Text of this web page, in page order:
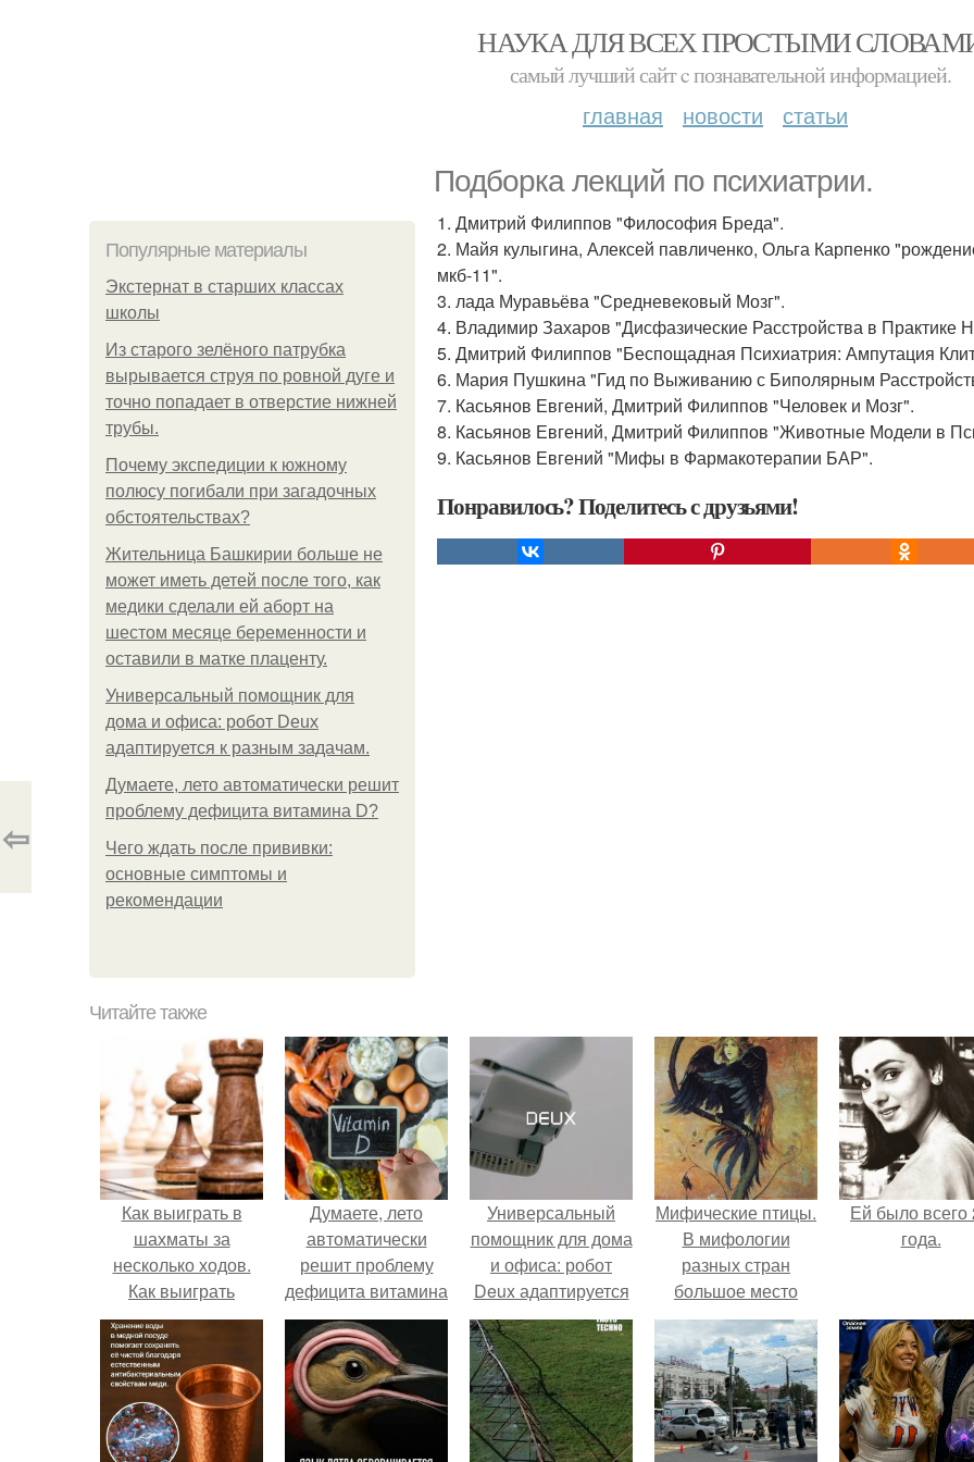
НАУКА ДЛЯ ВСЕХ ПРОСТЫМИ
самый лучший сайт c познавательной информацией.
главная новости статьи
Подборка лекций по психиатрии.
Популярные материалы
Экстернат в старших классах
школы
Из старого зелёного патрубка
вырывается струя по ровной дуге и
точно попадает в отверстие нижней
трубы.
Почему экспедиции к южному
полюсу погибали при загадочных
обстоятельствах?
Жительница Башкирии больше не
может иметь детей после того, как
медики сделали ей аборт на
шестом месяце беременности и
оставили в матке плаценту.
Универсальный помощник для
дома и офиса: робот Deux
адаптируется к разным задачам.
Думаете, лето автоматически решит
проблему дефицита витамина D?
Чего ждать после прививки:
основные симптомы и
рекомендации
1. Дмитрий Филиппов "Философия Бреда".
2. Майя кулыгина, Алексей павличенко, Ольга Карпенко
мкб-11".
3. лада Муравьёва "Средневековый Мозг".
4. Владимир Захаров "Дисфазические Расстройства в Практике
5. Дмитрий Филиппов "Беспощадная Психиатрия: Ампутация
6. Мария Пушкина "Гид по Выживанию с Биполярным
7. Касьянов Евгений, Дмитрий Филиппов "Человек и Мозг".
8. Касьянов Евгений, Дмитрий Филиппов "Животные Модели в
9. Касьянов Евгений "Мифы в Фармакотерапии БАР".
Понравилось? Поделитесь с друзьями!
⇦
Читайте также
Как выиграть в
шахматы за
несколько ходов.
Как выиграть
шахматную партию
за несколько ходов,
если вы не умеете
играть.
Думаете, лето
автоматически
решит проблему
дефицита витамина
D?
Универсальный
помощник для дома
и офиса: робот
Deux адаптируется
к разным задачам.
Мифические птицы.
В мифологии
разных стран
большое место
занимают образы
птиц.
Ей было всего
года.